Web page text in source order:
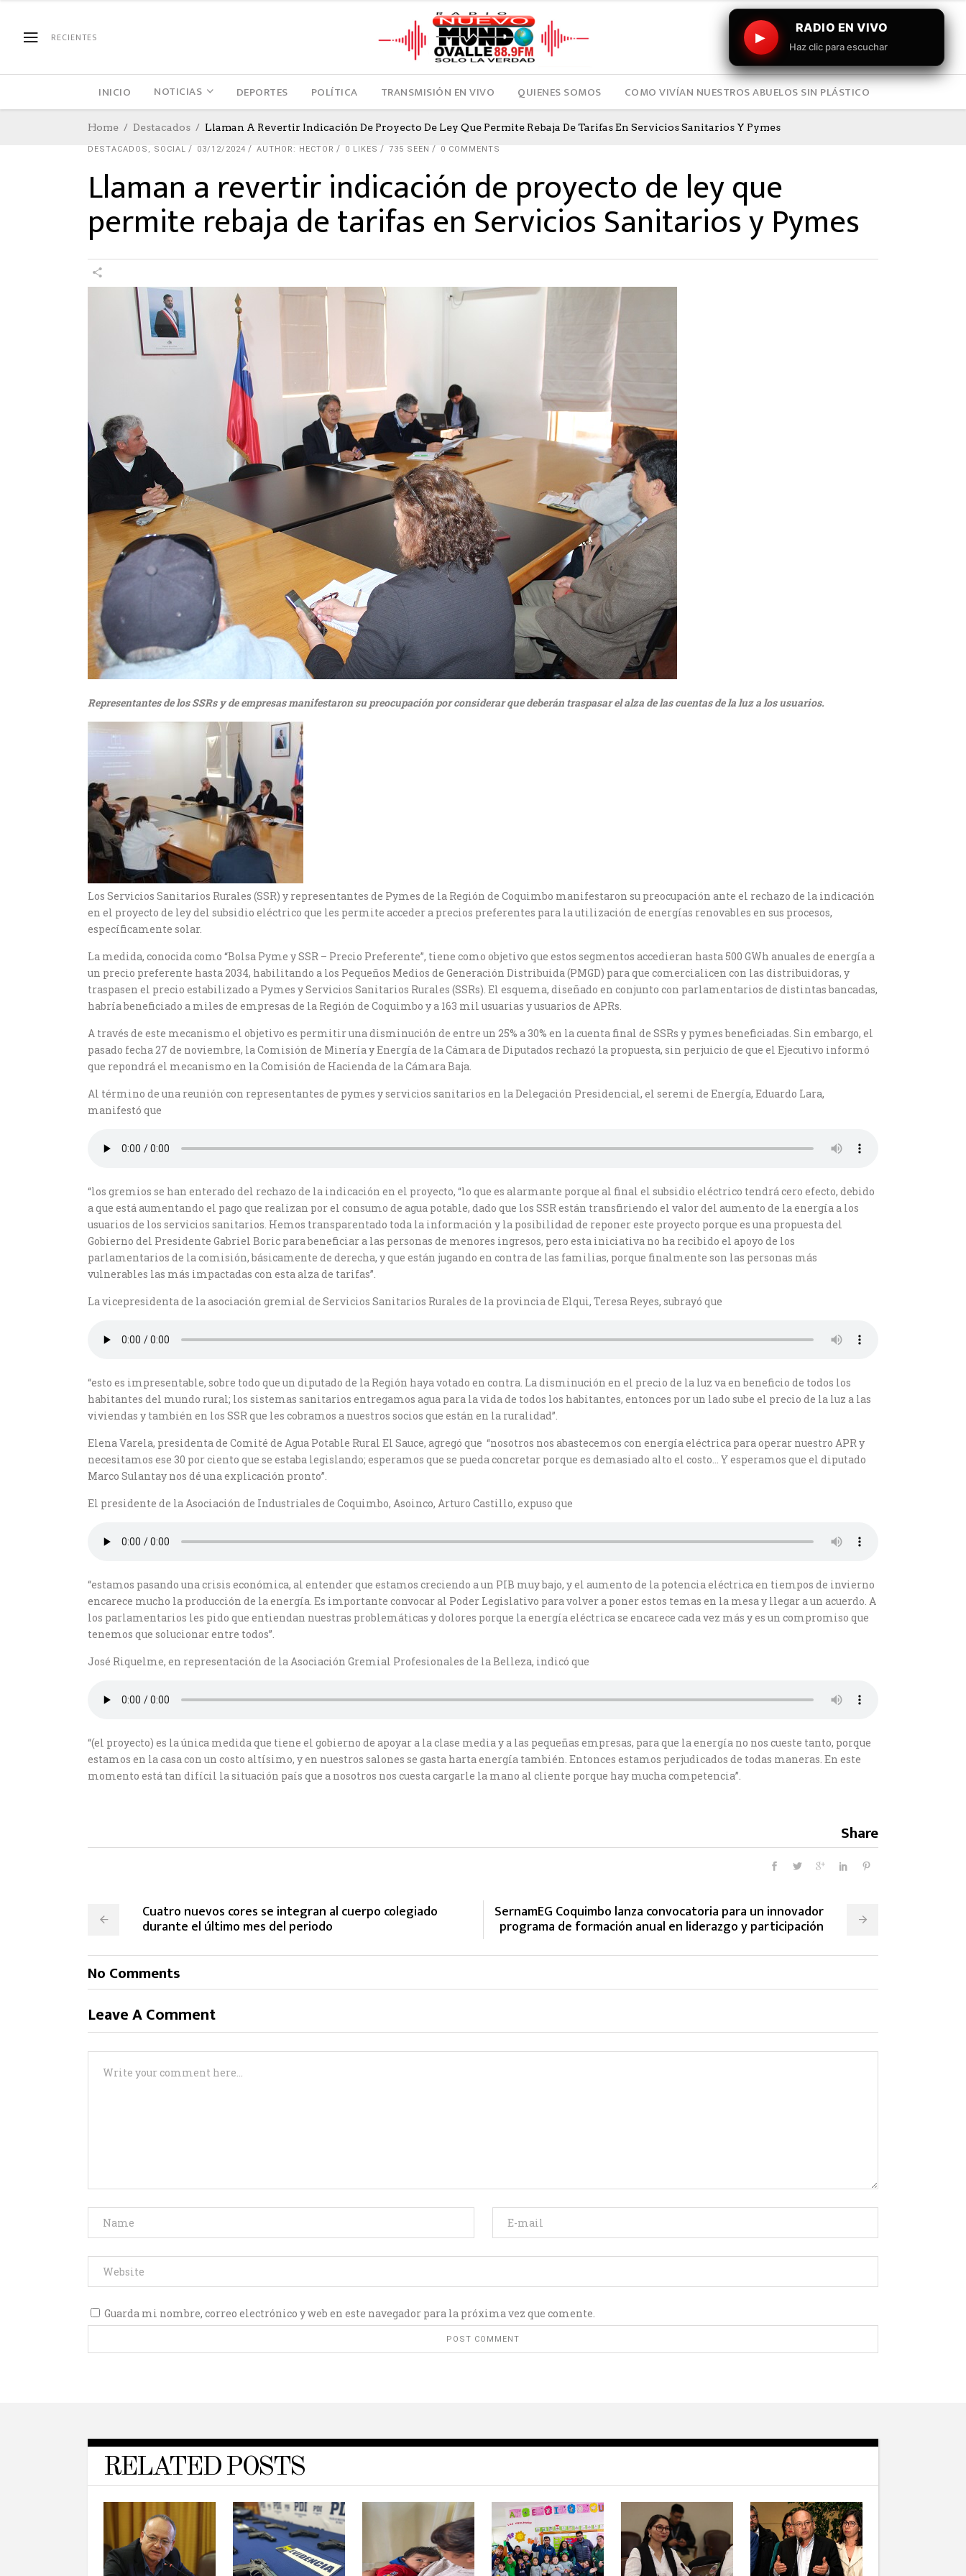
RECIENTES ▶
RADIO EN VIVO
Haz clic para escuchar
INICIO NOTICIAS DEPORTES POLÍTICA TRANSMISIÓN EN VIVO QUIENES SOMOS COMO VIVÍAN NUESTROS ABUELOS SIN PLÁSTICO
Home Destacados Llaman A Revertir Indicación De Proyecto De Ley Que Permite Rebaja De Tarifas En Servicios Sanitarios Y Pymes
DESTACADOS , SOCIAL 03/12/2024 AUTHOR: HECTOR 0 LIKES 735 SEEN 0 COMMENTS
Llaman a revertir indicación de proyecto de ley que
permite rebaja de tarifas en Servicios Sanitarios y Pymes
Representantes de los SSRs y de empresas manifestaron su preocupación por considerar que deberán traspasar el alza de las cuentas de la luz a los usuarios.
Los Servicios Sanitarios Rurales (SSR) y representantes de Pymes de la Región de Coquimbo manifestaron su preocupación ante el rechazo de la indicación
en el proyecto de ley del subsidio eléctrico que les permite acceder a precios preferentes para la utilización de energías renovables en sus procesos,
específicamente solar.
La medida, conocida como “Bolsa Pyme y SSR – Precio Preferente”, tiene como objetivo que estos segmentos accedieran hasta 500 GWh anuales de energía a
un precio preferente hasta 2034, habilitando a los Pequeños Medios de Generación Distribuida (PMGD) para que comercialicen con las distribuidoras, y
traspasen el precio estabilizado a Pymes y Servicios Sanitarios Rurales (SSRs). El esquema, diseñado en conjunto con parlamentarios de distintas bancadas,
habría beneficiado a miles de empresas de la Región de Coquimbo y a 163 mil usuarias y usuarios de APRs.
A través de este mecanismo el objetivo es permitir una disminución de entre un 25% a 30% en la cuenta final de SSRs y pymes beneficiadas. Sin embargo, el
pasado fecha 27 de noviembre, la Comisión de Minería y Energía de la Cámara de Diputados rechazó la propuesta, sin perjuicio de que el Ejecutivo informó
que repondrá el mecanismo en la Comisión de Hacienda de la Cámara Baja.
Al término de una reunión con representantes de pymes y servicios sanitarios en la Delegación Presidencial, el seremi de Energía, Eduardo Lara,
manifestó que
“los gremios se han enterado del rechazo de la indicación en el proyecto, “lo que es alarmante porque al final el subsidio eléctrico tendrá cero efecto, debido
a que está aumentando el pago que realizan por el consumo de agua potable, dado que los SSR están transfiriendo el valor del aumento de la energía a los
usuarios de los servicios sanitarios. Hemos transparentado toda la información y la posibilidad de reponer este proyecto porque es una propuesta del
Gobierno del Presidente Gabriel Boric para beneficiar a las personas de menores ingresos, pero esta iniciativa no ha recibido el apoyo de los
parlamentarios de la comisión, básicamente de derecha, y que están jugando en contra de las familias, porque finalmente son las personas más
vulnerables las más impactadas con esta alza de tarifas”.
La vicepresidenta de la asociación gremial de Servicios Sanitarios Rurales de la provincia de Elqui, Teresa Reyes, subrayó que
“esto es impresentable, sobre todo que un diputado de la Región haya votado en contra. La disminución en el precio de la luz va en beneficio de todos los
habitantes del mundo rural; los sistemas sanitarios entregamos agua para la vida de todos los habitantes, entonces por un lado sube el precio de la luz a las
viviendas y también en los SSR que les cobramos a nuestros socios que están en la ruralidad”.
Elena Varela, presidenta de Comité de Agua Potable Rural El Sauce, agregó que “nosotros nos abastecemos con energía eléctrica para operar nuestro APR y
necesitamos ese 30 por ciento que se estaba legislando; esperamos que se pueda concretar porque es demasiado alto el costo… Y esperamos que el diputado
Marco Sulantay nos dé una explicación pronto”.
El presidente de la Asociación de Industriales de Coquimbo, Asoinco, Arturo Castillo, expuso que
“estamos pasando una crisis económica, al entender que estamos creciendo a un PIB muy bajo, y el aumento de la potencia eléctrica en tiempos de invierno
encarece mucho la producción de la energía. Es importante convocar al Poder Legislativo para volver a poner estos temas en la mesa y llegar a un acuerdo. A
los parlamentarios les pido que entiendan nuestras problemáticas y dolores porque la energía eléctrica se encarece cada vez más y es un compromiso que
tenemos que solucionar entre todos”.
José Riquelme, en representación de la Asociación Gremial Profesionales de la Belleza, indicó que
“(el proyecto) es la única medida que tiene el gobierno de apoyar a la clase media y a las pequeñas empresas, para que la energía no nos cueste tanto, porque
estamos en la casa con un costo altísimo, y en nuestros salones se gasta harta energía también. Entonces estamos perjudicados de todas maneras. En este
momento está tan difícil la situación país que a nosotros nos cuesta cargarle la mano al cliente porque hay mucha competencia”.
Share
Cuatro nuevos cores se integran al cuerpo colegiado
durante el último mes del periodo
SernamEG Coquimbo lanza convocatoria para un innovador
programa de formación anual en liderazgo y participación
No Comments
Leave A Comment
Guarda mi nombre, correo electrónico y web en este navegador para la próxima vez que comente.
RELATED POSTS